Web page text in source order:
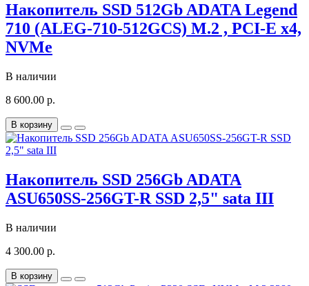
Накопитель SSD 512Gb ADATA Legend
710 (ALEG-710-512GCS) M.2 , PCI-E x4,
NVMe
В наличии
8 600.00 р.
В корзину
Накопитель SSD 256Gb ADATA
ASU650SS-256GT-R SSD 2,5" sata III
В наличии
4 300.00 р.
В корзину